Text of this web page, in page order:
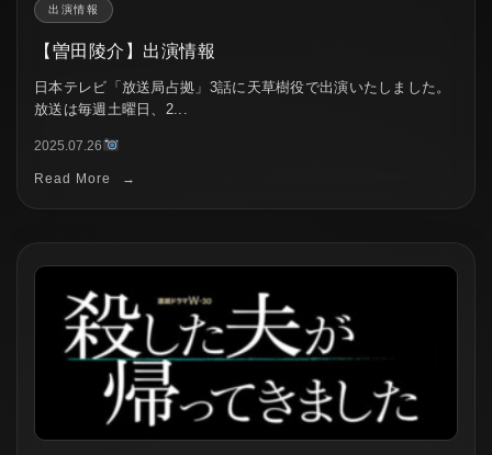
出演情報
【曽田陵介】出演情報
日本テレビ「放送局占拠」3話に天草樹役で出演いたしました。
放送は毎週土曜日、2...
2025.07.26
Read More →